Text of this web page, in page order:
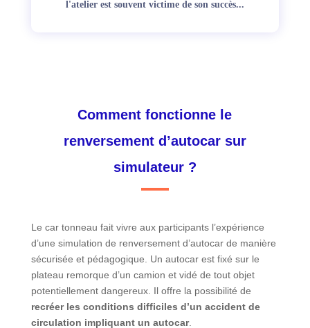
l'atelier est souvent victime de son succès...
Comment fonctionne le
renversement d’autocar sur
simulateur ?
Le car tonneau fait vivre aux participants l’expérience
d’une simulation de renversement d’autocar de manière
sécurisée et pédagogique. Un autocar est fixé sur le
plateau remorque d’un camion et vidé de tout objet
potentiellement dangereux. Il offre la possibilité de
recréer les conditions difficiles d’un accident de
circulation impliquant un autocar.